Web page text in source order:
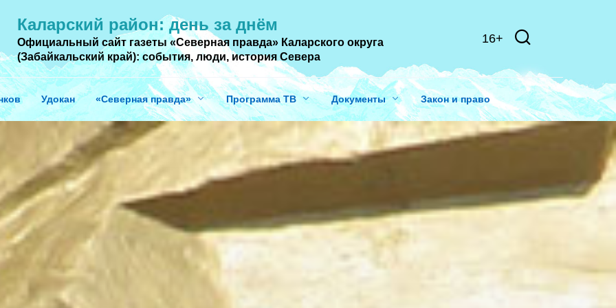
Каларский район: день за днём
Официальный сайт газеты «Северная правда» Каларского округа
(Забайкальский край): события, люди, история Cевера
16+
Удокан «Северная правда» Программа ТВ Документы Закон и право